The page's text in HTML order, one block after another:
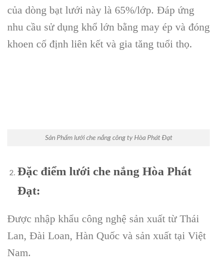
của dòng bạt lưới này là 65%/lớp. Đáp ứng
nhu cầu sử dụng khổ lớn bằng may ép và đóng
khoen cố định liên kết và gia tăng tuổi thọ.
Sản Phẩm lưới che nắng công ty Hòa Phát Đạt
Đặc điểm lưới che nắng Hòa Phát
Đạt:
Được nhập khẩu công nghệ sản xuất từ Thái
Lan, Đài Loan, Hàn Quốc và sản xuất tại Việt
Nam.